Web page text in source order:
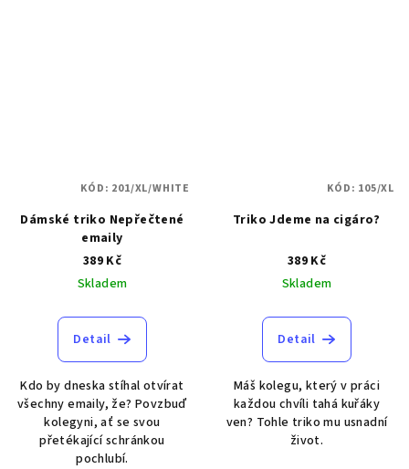
Dámské triko Nepřečtené
emaily
389 Kč
Skladem
Detail
Kdo by dneska stíhal otvírat
všechny emaily, že? Povzbuď
kolegyni, ať se svou
přetékající schránkou
pochlubí.
KÓD: 201/XL/WHITE
Triko Jdeme na cigáro?
389 Kč
Skladem
Detail
Máš kolegu, který v práci
každou chvíli tahá kuřáky
ven? Tohle triko mu usnadní
život.
KÓD: 105/XL